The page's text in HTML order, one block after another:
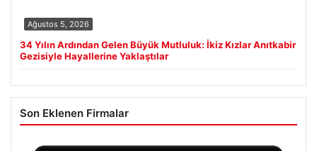
Ağustos 5, 2026
34 Yılın Ardından Gelen Büyük Mutluluk: İkiz Kızlar Anıtkabir
Gezisiyle Hayallerine Yaklaştılar
Son Eklenen Firmalar